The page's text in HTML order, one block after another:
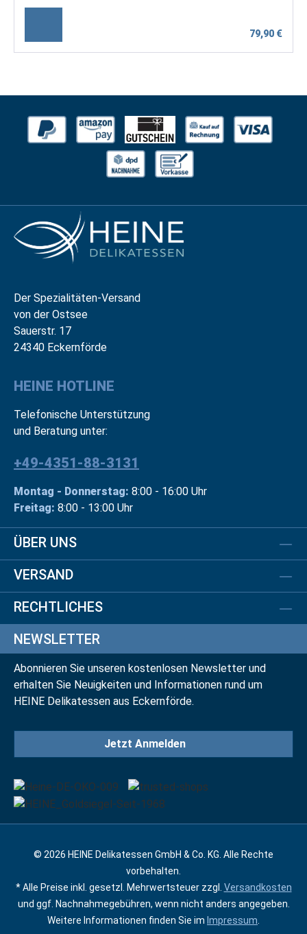
79,90 €
Der Spezialitäten-Versand
von der Ostsee
Sauerstr. 17
24340 Eckernförde
HEINE HOTLINE
Telefonische Unterstützung
und Beratung unter:
+49-4351-88-3131
Montag - Donnerstag: 8:00 - 16:00 Uhr
Freitag: 8:00 - 13:00 Uhr
ÜBER UNS
VERSAND
RECHTLICHES
NEWSLETTER
Abonnieren Sie unseren kostenlosen Newsletter und
erhalten Sie Neuigkeiten und Informationen rund um
HEINE Delikatessen aus Eckernförde.
Jetzt Anmelden
© 2026 HEINE Delikatessen GmbH & Co. KG. Alle Rechte
vorbehalten.
* Alle Preise inkl. gesetzl. Mehrwertsteuer zzgl. Versandkosten
und ggf. Nachnahmegebühren, wenn nicht anders angegeben.
Weitere Informationen finden Sie im Impressum.